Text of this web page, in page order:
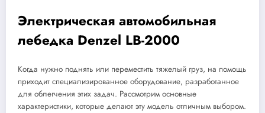
Электрическая автомобильная
лебедка Denzel LB-2000
Когда нужно поднять или переместить тяжелый груз, на помощь
приходит специализированное оборудование, разработанное
для облегчения этих задач. Рассмотрим основные
характеристики, которые делают эту модель отличным выбором.